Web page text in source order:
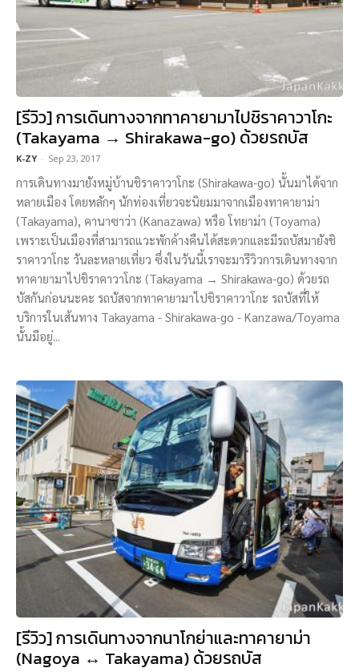
[รีวิว] การเดินทางจากทาคายามาไปชิราคาวาโกะ
(Takayama → Shirakawa-go) ด้วยรถบัส
K-ZY - Sep 23, 2017
การเดินทางมายังหมู่บ้านชิราคาวาโกะ (Shirakawa-go) นั้นมาได้จาก
หลายเมือง โดยหลักๆ นักท่องเที่ยวจะนิยมมาจากเมืองทาคายาม่า
(Takayama), คานาซาว่า (Kanazawa) หรือ โทยาม่า (Toyama)
เพราะเป็นเมืองที่สามารถแวะพักค้างคืนได้สะดวกและมีรถบัสมายังชิ
ราคาวาโกะ วันละหลายเที่ยว ซึ่งในวันนี้เราจะมารีวิวการเดินทางจาก
ทาคายามาไปชิราคาวาโกะ (Takayama → Shirakawa-go) ด้วยรถ
บัสกันก่อนนะคะ รถบัสจากทาคายามาไปชิราคาวาโกะ รถบัสที่ให้
บริการในเส้นทาง Takayama - Shirakawa-go - Kanzawa/Toyama
นั้นมีอยู่...
[รีวิว] การเดินทางจากนาโกย่าและทาคายาม่า
(Nagoya ↔ Takayama) ด้วยรถบัส